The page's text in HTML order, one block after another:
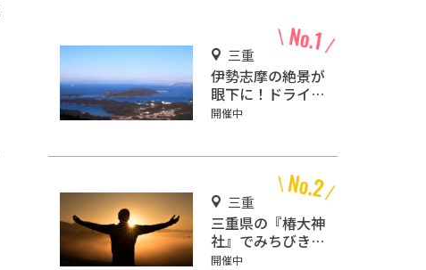
三重
伊勢志摩の絶景が
眼下に！ドライブ
しながら観光もで
開催中
三重
三重県の『椿大神
社』でみちびきの
祖神様・猿田彦大
開催中